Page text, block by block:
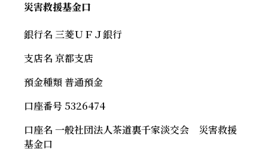
災害救援基金口
銀行名 三菱ＵＦＪ銀行
支店名 京都支店
預金種類 普通預金
口座番号 5326474
口座名 一般社団法人茶道裏千家淡交会 災害救援
基金口